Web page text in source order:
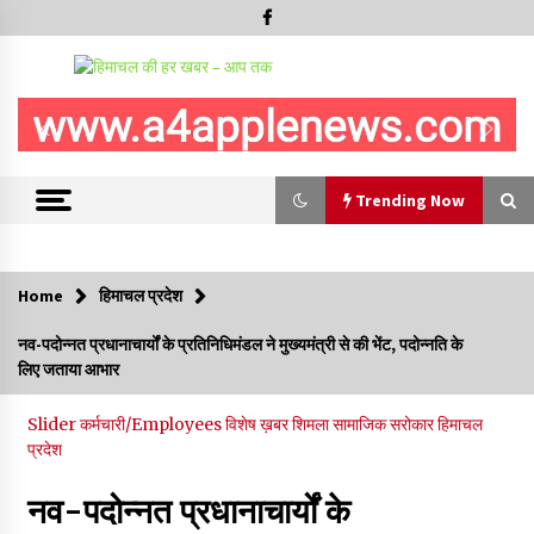
Trending Now
हमीरपुर के बड़सर में मनाया जाएगा राज्यस्तरीय स्वतंत्रता दिवस समारोह, CM
सुक्खू करेंगे ध्वजारोहण
Home हिमाचल प्रदेश
नव-पदोन्नत प्रधानाचार्यों के प्रतिनिधिमंडल ने मुख्यमंत्री से की भेंट, पदोन्नति के
लिए जताया आभार
Sliderकर्मचारी/Employeesविशेष ख़बरशिमलासामाजिक सरोकारहिमाचल
प्रदेश
नव-पदोन्नत प्रधानाचार्यों के